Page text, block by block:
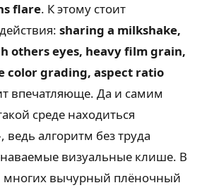
flare. К этому стоит
sharing a milkshake,
others eyes, heavy film grain,
color grading, aspect ratio
впечатляюще. Да и самим
среде находиться
ведь алгоритм без труда
визуальные клише. В
многих вычурный плёночный